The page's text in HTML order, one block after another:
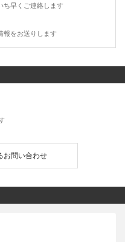
ち早くご連絡します
報をお送りします
お問い合わせ